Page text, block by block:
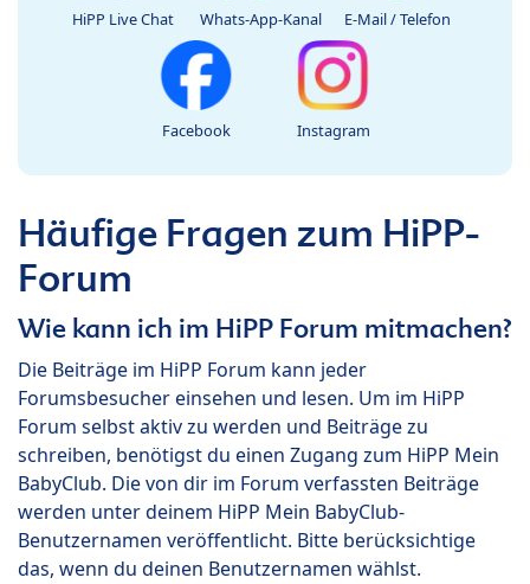
HiPP Live Chat Whats-App-Kanal E-Mail / Telefon
Facebook Instagram
Häufige Fragen zum HiPP-
Forum
Wie kann ich im HiPP Forum mitmachen?
Die Beiträge im HiPP Forum kann jeder
Forumsbesucher einsehen und lesen. Um im HiPP
Forum selbst aktiv zu werden und Beiträge zu
schreiben, benötigst du einen Zugang zum HiPP Mein
BabyClub. Die von dir im Forum verfassten Beiträge
werden unter deinem HiPP Mein BabyClub-
Benutzernamen veröffentlicht. Bitte berücksichtige
das, wenn du deinen Benutzernamen wählst.